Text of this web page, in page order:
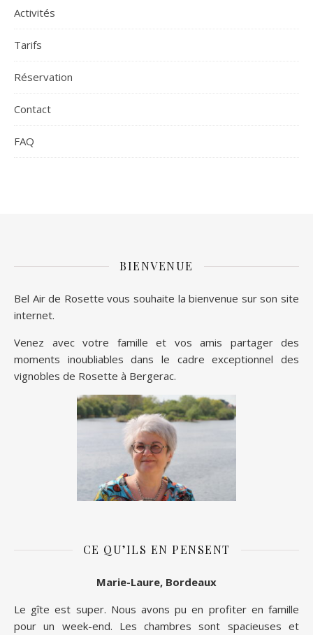
Activités
Tarifs
Réservation
Contact
FAQ
BIENVENUE
Bel Air de Rosette vous souhaite la bienvenue sur son site
internet.
Venez avec votre famille et vos amis partager des
moments inoubliables dans le cadre exceptionnel des
vignobles de Rosette à Bergerac.
CE QU’ILS EN PENSENT
Marie-Laure, Bordeaux
Le gîte est super. Nous avons pu en profiter en famille
pour un week-end. Les chambres sont spacieuses et